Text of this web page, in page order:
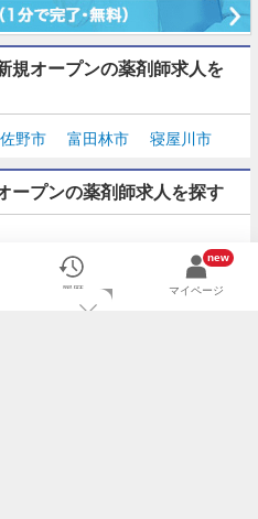
規オープンの薬剤師求人を
野市 富田林市 寝屋川市
ープンの薬剤師求人を探す
ート・アルバイト
履歴
new
マイページ